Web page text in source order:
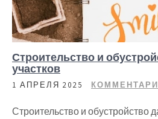
Строительство и
участков
1 АПРЕЛЯ 2025
Строительство и обустройство